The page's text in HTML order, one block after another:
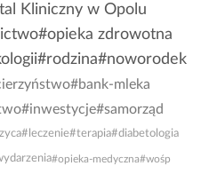
Kliniczny w Opolu
#opieka zdrowotna
#rodzina#noworodek
#bank-mleka
#inwestycje#samorząd
#leczenie#terapia#diabetologia
#opieka-medyczna#wośp